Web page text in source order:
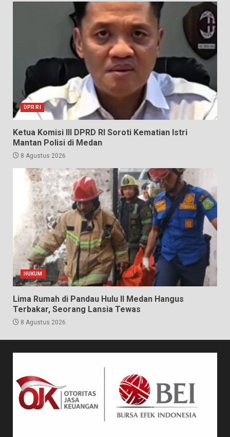
DPR RI
Ketua Komisi III DPRD RI Soroti Kematian Istri
Mantan Polisi di Medan
8 Agustus 2026
HUKUM
Lima Rumah di Pandau Hulu II Medan Hangus
Terbakar, Seorang Lansia Tewas
8 Agustus 2026